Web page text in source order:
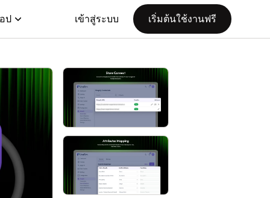
ป เข้าสู่ระบบ เริ่มต้นใช้งานฟรี